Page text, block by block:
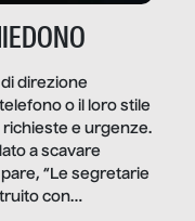
direzione
o il loro stile
e urgenze.
a scavare
“Le segretarie
con